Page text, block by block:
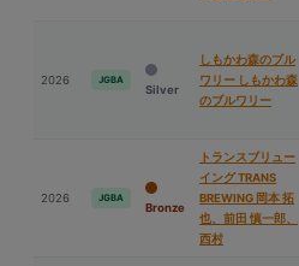
2026 JGBA
Silver
しもかわ森のブル
ワリー しもかわ森
のブルワリー
2026 JGBA
Bronze
トランスブリュー
イング TRANS
BREWING 岡本 拓
也、前⽥ 慎一郎、
⻄村